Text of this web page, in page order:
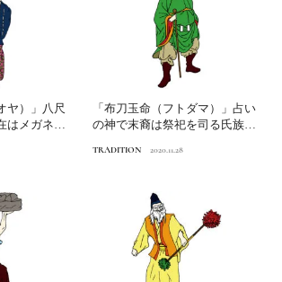
ヤ）」八尺
メガネの
「布刀玉命（フトダマ）」占い
の神で末裔は祭祀を司る氏族と
TRADITION 2020.11.28